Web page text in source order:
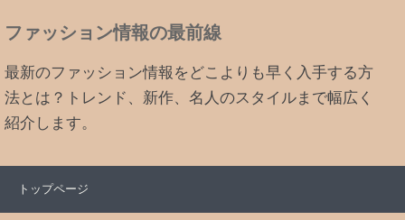
ファッション情報の最前線
最新のファッション情報をどこよりも早く入手する方
法とは？トレンド、新作、名人のスタイルまで幅広く
紹介します。
トップページ